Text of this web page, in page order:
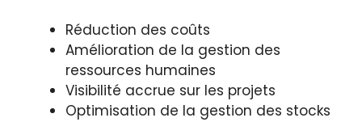
Réduction des coûts
Amélioration de la gestion des
ressources humaines
Visibilité accrue sur les projets
Optimisation de la gestion des stocks